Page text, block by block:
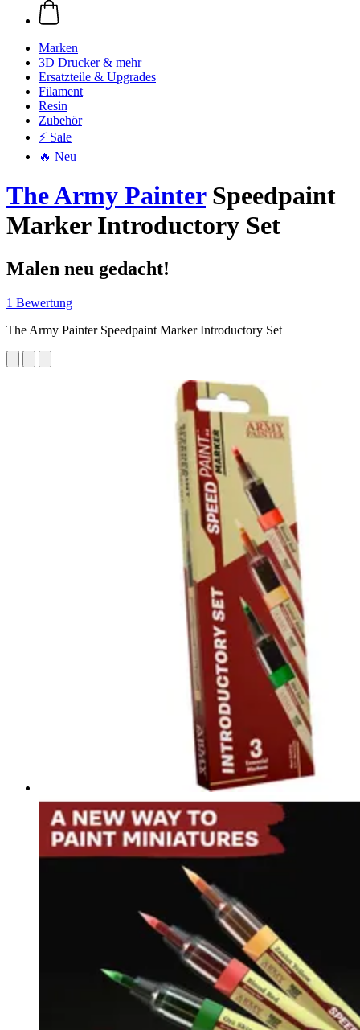
Marken
3D Drucker & mehr
Ersatzteile & Upgrades
Filament
Resin
Zubehör
⚡ Sale
🔥 Neu
The Army PainterSpeedpaint
Marker Introductory Set
Malen neu gedacht!
1 Bewertung
The Army Painter Speedpaint Marker Introductory Set